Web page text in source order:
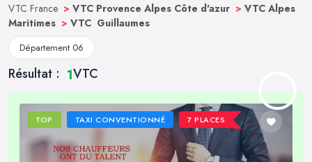
VTC France > VTC Provence Alpes Côte d'azur > VTC Alpes
Maritimes > VTC Guillaumes
Département 06
Résultat : 1VTC
TOP TAXI CONVENTIONNÉ 7 PLACES